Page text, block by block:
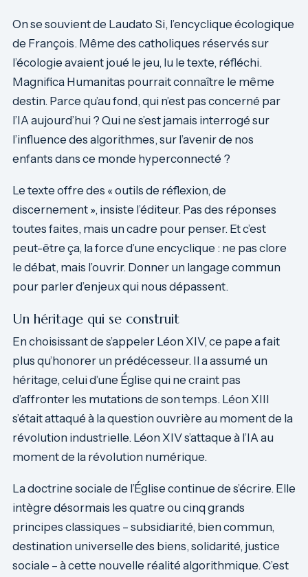
On se souvient de Laudato Si, l’encyclique écologique
de François. Même des catholiques réservés sur
l’écologie avaient joué le jeu, lu le texte, réfléchi.
Magnifica Humanitas pourrait connaître le même
destin. Parce qu’au fond, qui n’est pas concerné par
l’IA aujourd’hui ? Qui ne s’est jamais interrogé sur
l’influence des algorithmes, sur l’avenir de nos
enfants dans ce monde hyperconnecté ?
Le texte offre des « outils de réflexion, de
discernement », insiste l’éditeur. Pas des réponses
toutes faites, mais un cadre pour penser. Et c’est
peut-être ça, la force d’une encyclique : ne pas clore
le débat, mais l’ouvrir. Donner un langage commun
pour parler d’enjeux qui nous dépassent.
Un héritage qui se construit
En choisissant de s’appeler Léon XIV, ce pape a fait
plus qu’honorer un prédécesseur. Il a assumé un
héritage, celui d’une Église qui ne craint pas
d’affronter les mutations de son temps. Léon XIII
s’était attaqué à la question ouvrière au moment de la
révolution industrielle. Léon XIV s’attaque à l’IA au
moment de la révolution numérique.
La doctrine sociale de l’Église continue de s’écrire. Elle
intègre désormais les quatre ou cinq grands
principes classiques – subsidiarité, bien commun,
destination universelle des biens, solidarité, justice
sociale – à cette nouvelle réalité algorithmique. C’est